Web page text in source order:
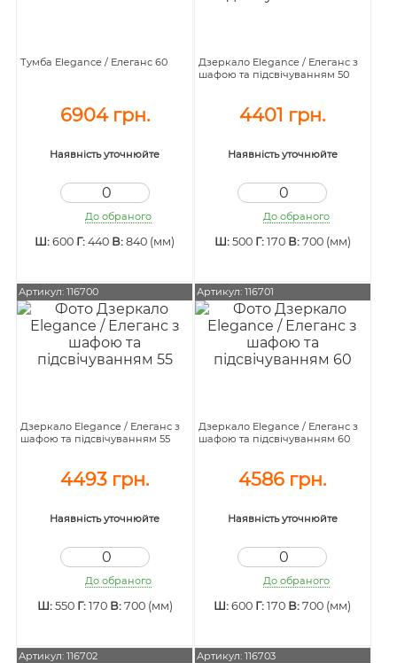
Тумба Elegance / Елеганс 60
6904 грн.
Наявність уточнюйте
До обраного
Ш:600 Г:440 В:840 (мм)
Дзеркало Elegance / Елеганс з
шафою та підсвічуванням 50
4401 грн.
Наявність уточнюйте
До обраного
Ш: 500Г: 170В: 700 (мм)
Артикул: 116700
Дзеркало Elegance / Елеганс з
шафою та підсвічуванням 55
4493 грн.
Наявність уточнюйте
До обраного
Ш: 550Г: 170В: 700 (мм)
Артикул: 116701
Дзеркало Elegance / Елеганс з
шафою та підсвічуванням 60
4586 грн.
Наявність уточнюйте
До обраного
Ш:600 Г:170 В:700 (мм)
Артикул: 116702 Артикул: 116703